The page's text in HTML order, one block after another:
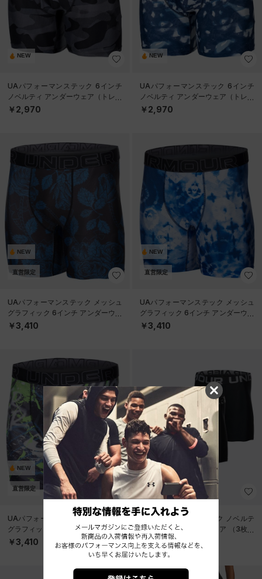
NEW
UAパフォーマンステック 6インチ
ノベルティ アンダーウェア（トレー
ニング/MEN）
￥2,970
NEW
UAパフォーマンステック 6インチ
ノベルティ アンダーウェア（トレー
ニング/MEN）
￥2,970
NEW
直営限定
UAパフォーマンステック メッシュ
グラフィック 6インチ アンダーウェ
ア（トレーニング/MEN）
￥3,410
NEW
直営限定
UAパフォーマンステック メッシュ
グラフィック 6インチ アンダーウェ
ア（トレーニング/MEN）
￥3,410
NEW
直営限定
UAパフォーマンステック メッシュ
グラフィック 6インチ アンダーウェ
ア（トレーニング/MEN）
￥3,410
NEW
UAパフォーマンステック ノベルテ
ィ 6インチ アンダーウェア （3枚セ
ット）（トレーニング/MEN）
￥6,930